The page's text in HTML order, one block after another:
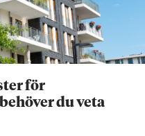
för
du veta